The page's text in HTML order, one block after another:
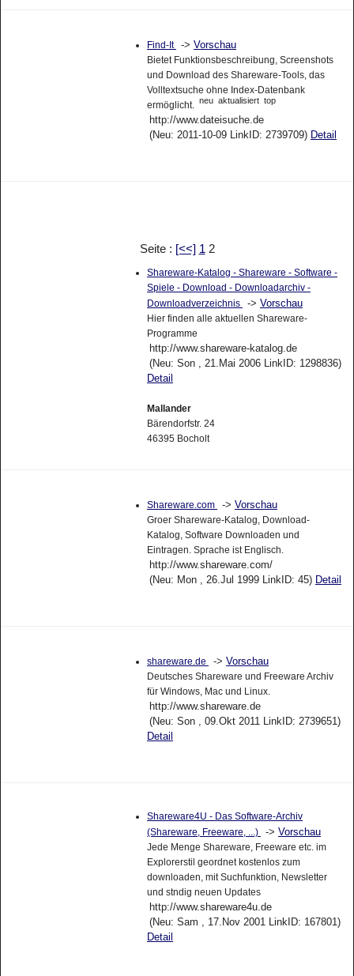
Find-It -> Vorschau
Bietet Funktionsbeschreibung, Screenshots
und Download des Shareware-Tools, das
Volltextsuche ohne Index-Datenbank
ermöglicht.
neu aktualisiert top
http://www.dateisuche.de
(Neu: 2011-10-09 LinkID: 2739709) Detail
Seite : [<<] 1 2
Shareware-Katalog - Shareware - Software -
Spiele - Download - Downloadarchiv -
Downloadverzeichnis
-> Vorschau
Hier finden alle aktuellen Shareware-
Programme
http://www.shareware-katalog.de
(Neu: Son , 21.Mai 2006 LinkID: 1298836)
Detail
Mallander
Bärendorfstr. 24
46395 Bocholt
Shareware.com -> Vorschau
Groer Shareware-Katalog, Download-
Katalog, Software Downloaden und
Eintragen. Sprache ist Englisch.
http://www.shareware.com/
(Neu: Mon , 26.Jul 1999 LinkID: 45) Detail
shareware.de -> Vorschau
Deutsches Shareware und Freeware Archiv
für Windows, Mac und Linux.
http://www.shareware.de
(Neu: Son , 09.Okt 2011 LinkID: 2739651)
Detail
Shareware4U - Das Software-Archiv
(Shareware, Freeware, ...)
-> Vorschau
Jede Menge Shareware, Freeware etc. im
Explorerstil geordnet kostenlos zum
downloaden, mit Suchfunktion, Newsletter
und stndig neuen Updates
http://www.shareware4u.de
(Neu: Sam , 17.Nov 2001 LinkID: 167801)
Detail